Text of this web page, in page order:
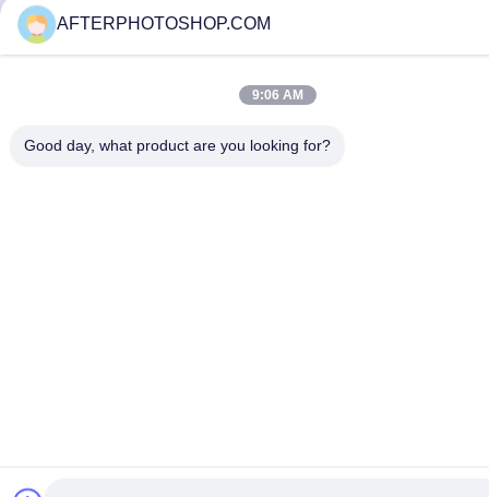
AFTERPHOTOSHOP.COM
9:06 AM
Good day, what product are you looking for?